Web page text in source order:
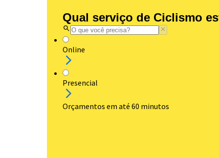
Qual serviço de Ciclismo
Online
Presencial
Orçamentos em até 60 minutos